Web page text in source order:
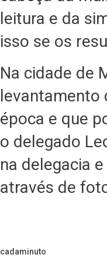
leitura e da
isso se os
Na cidade de
época e que
o delegado
na delegacia
através de
cadaminuto